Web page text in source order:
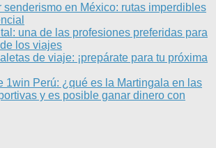
senderismo en México: rutas imperdibles
una de las profesiones preferidas para
los viajes
de viaje: ¡prepárate para tu próxima
1win Perú: ¿qué es la Martingala en las
y es posible ganar dinero con